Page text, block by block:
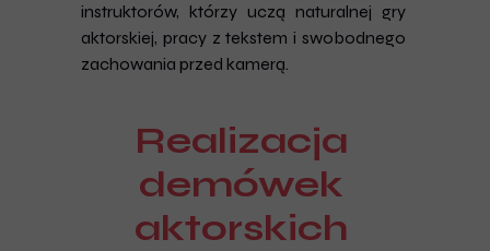
Realizacja
demówek
aktorskich
instruktorów, którzy uczą naturalnej gry
aktorskiej, pracy z tekstem i swobodnego
zachowania przed kamerą.